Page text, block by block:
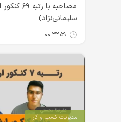
سلیمانی‌نژاد)
۰۰:۳۲:۵۹
مدیریت کسب و کار